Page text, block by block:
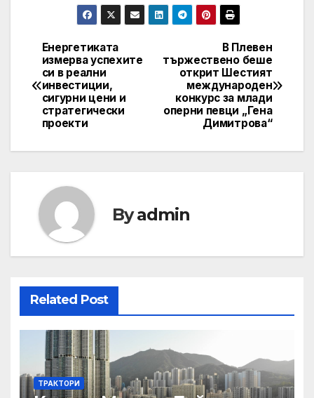
Post
navigation
В Плевен
тържествено беше
открит Шестият
международен
конкурс за млади
оперни певци „Гена
Димитрова“
Енергетиката
измерва успехите
си в реални
инвестиции,
сигурни цени и
стратегически
проекти
Byadmin
Related Post
ТРАКТОРИ